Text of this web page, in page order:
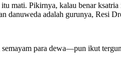
mati. Pikirnya, kalau benar
danuweda adalah gurunya, Resi
para dewa—pun ikut